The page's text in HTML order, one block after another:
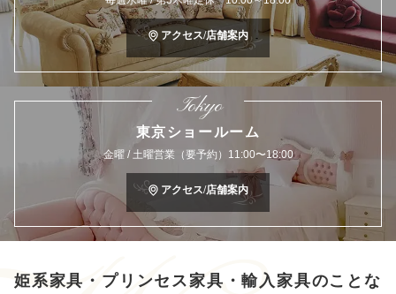
アクセス/店舗案内
Tokyo
東京ショールーム
金曜 / 土曜営業（要予約）11:00〜18:00
アクセス/店舗案内
姫系家具・プリンセス家具・輸入家具のことな